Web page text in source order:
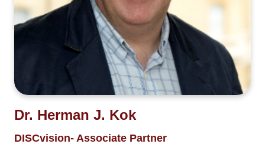
Dr. Herman J. Kok
DISCvision- Associate Partner